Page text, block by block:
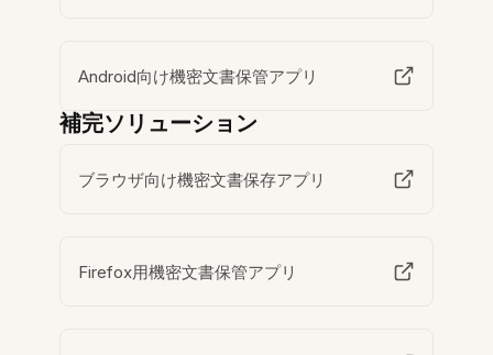
Android向け機密文書保管アプリ
補完ソリューション
ブラウザ向け機密文書保存アプリ
Firefox用機密文書保管アプリ